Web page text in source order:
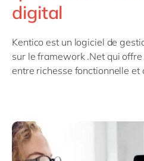
Philippines
Singapore
Switzerland
UK & Ireland
digital
Kentico est un logiciel de
sur le framework .Net qui
entre richesse fonctionnelle et